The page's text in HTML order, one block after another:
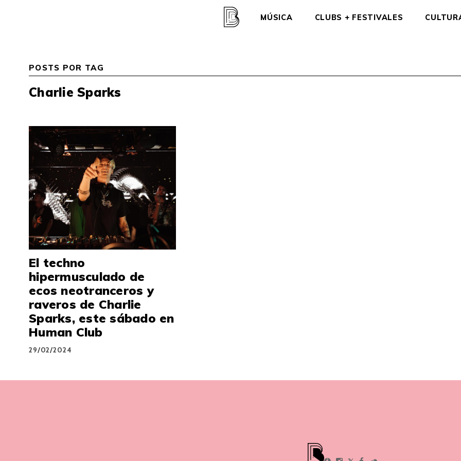
MÚSICA CLUBS + FESTIVALES
POSTS POR TAG
Charlie Sparks
El techno
hipermusculado de
ecos neotranceros y
raveros de Charlie
Sparks, este sábado en
Human Club
29/02/2024